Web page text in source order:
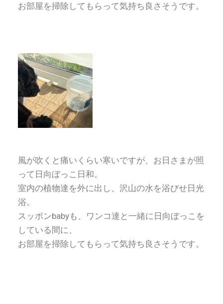
お部屋を掃除してもらって気持ち良さそうです。
風が吹くと痛いくらい寒いですが、お日さまが照
って日向ぼっこ日和。
室内の植物達を外に出し、沢山の水を浴びせ日光
浴。
スッポンbabyも、ワンコ達と一緒に日向ぼっこを
している間に、
お部屋を掃除してもらって気持ち良さそうです。